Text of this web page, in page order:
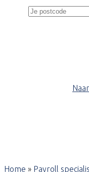
Home » Payroll